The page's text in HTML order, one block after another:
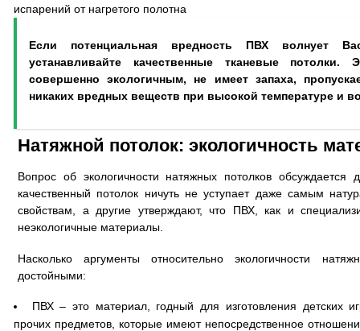
испарений от нагретого полотна
Если потенциальная вредность ПВХ волнует
устанавливайте качественные тканевые потолки.
совершенно экологичным, не имеет запаха,
никаких вредных веществ при высокой температуре и
Натяжной потолок: экологичность
Вопрос об экологичности натяжных потолков
качественный потолок ничуть не уступает даже самым
свойствам, а другие утверждают, что ПВХ, как и
неэкологичные материалы.
Насколько аргументы относительно экологичности
достойными:
ПВХ – это материал, годный для изготовления детских
прочих предметов, которые имеют непосредственное